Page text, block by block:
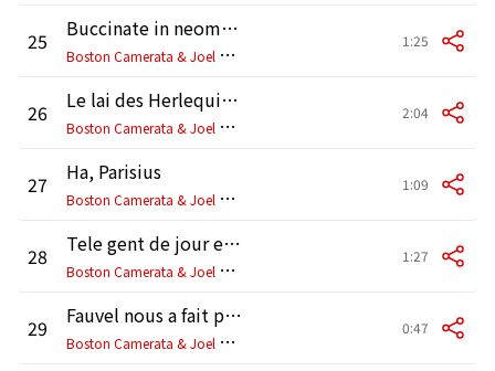
25
Buccinate in neomenia tuba
B
oston Camerata & Joel Cohen
1:25
26
Le lai des Herlequines: En ce dous temps d'este
B
oston Camerata & Joel Cohen
2:04
27
Ha, Parisius
B
oston Camerata & Joel Cohen
1:09
28
Tele gent de jour en jour viennent
B
oston Camerata & Joel Cohen
1:27
29
Fauvel nous a fait présent
B
oston Camerata & Joel Cohen
0:47